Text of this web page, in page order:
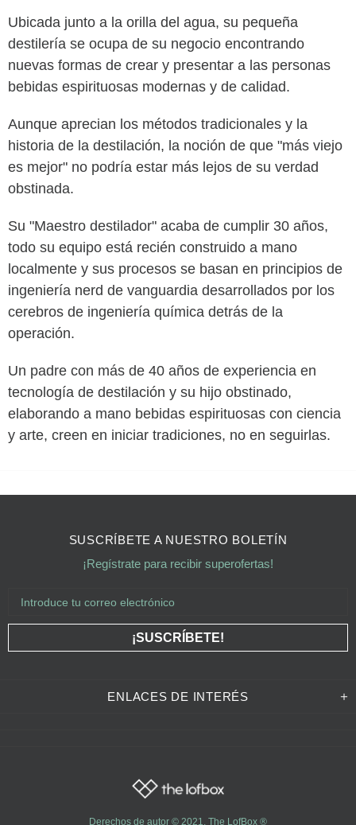
Ubicada junto a la orilla del agua, su pequeña
destilería se ocupa de su negocio encontrando
nuevas formas de crear y presentar a las personas
bebidas espirituosas modernas y de calidad.
Aunque aprecian los métodos tradicionales y la
historia de la destilación, la noción de que "más viejo
es mejor" no podría estar más lejos de su verdad
obstinada.
Su "Maestro destilador" acaba de cumplir 30 años,
todo su equipo está recién construido a mano
localmente y sus procesos se basan en principios de
ingeniería nerd de vanguardia desarrollados por los
cerebros de ingeniería química detrás de la
operación.
Un padre con más de 40 años de experiencia en
tecnología de destilación y su hijo obstinado,
elaborando a mano bebidas espirituosas con ciencia
y arte, creen en iniciar tradiciones, no en seguirlas.
ENLACES DE INTERÉS
SUSCRÍBETE A NUESTRO BOLETÍN
¡Regístrate para recibir superofertas!
Derechos de autor © 2021, The LofBox ®